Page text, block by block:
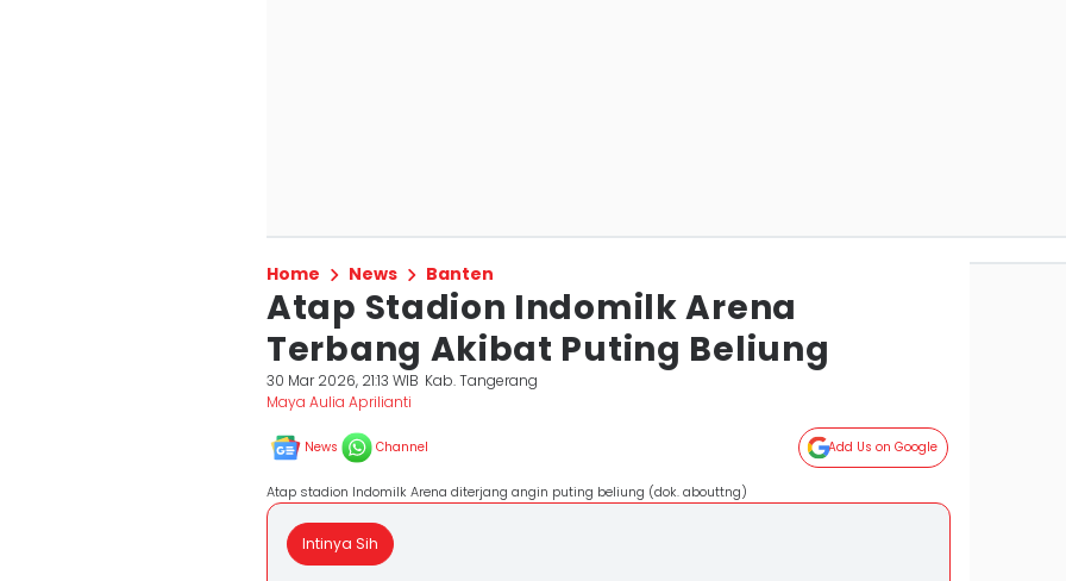
Home News Banten
Atap Stadion Indomilk Arena
Terbang Akibat Puting Beliung
30 Mar 2026, 21:13 WIB Kab. Tangerang
Maya Aulia Aprilianti
News Channel Add Us on Google
Atap stadion Indomilk Arena diterjang angin puting beliung (dok. abouttng)
Intinya Sih